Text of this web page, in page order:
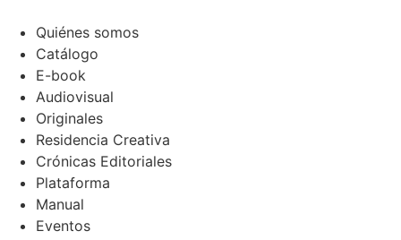
contenido
Quiénes somos
Catálogo
E-book
Audiovisual
Originales
Residencia Creativa
Crónicas Editoriales
Plataforma
Manual
Eventos